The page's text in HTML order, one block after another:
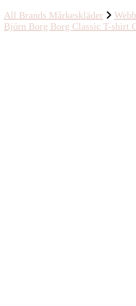
All Brands Mårkeskläder
Björn Borg Borg Classic T-shirt